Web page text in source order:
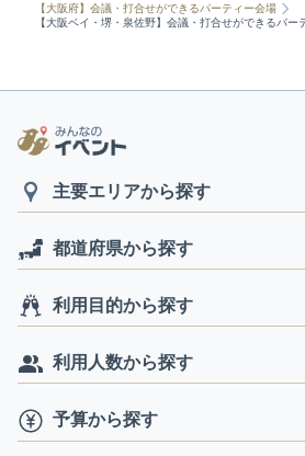
【大阪府】会議・打合せができるパーティー会場
【大阪ベイ・堺・泉佐野】会議・打合せができるパー
主要エリアから探す
都道府県から探す
利用目的から探す
利用人数から探す
予算から探す